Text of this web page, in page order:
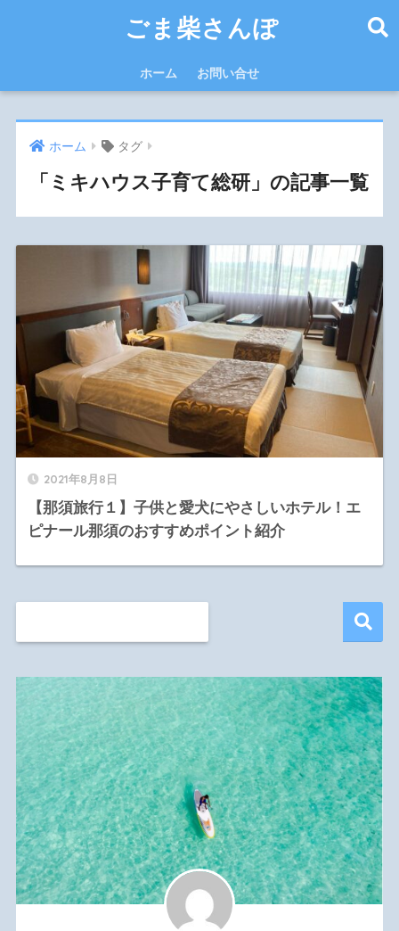
ごま柴さんぽ
ホーム お問い合せ
ホーム タグ
「ミキハウス子育て総研」の記事一覧
2021年8月8日
【那須旅行１】子供と愛犬にやさしいホテル！エ
ピナール那須のおすすめポイント紹介